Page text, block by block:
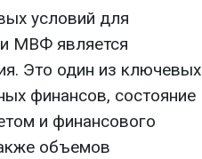
условий для
МВФ является
Это один из ключевых
финансов, состояние
и финансового
объемов